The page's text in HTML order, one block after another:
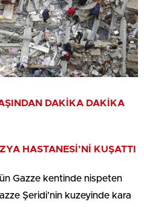
DAKİKA DAKİKA
HASTANESİ’Nİ KUŞATTI
Gazze kentinde nispeten
Şeridi’nin kuzeyinde kara